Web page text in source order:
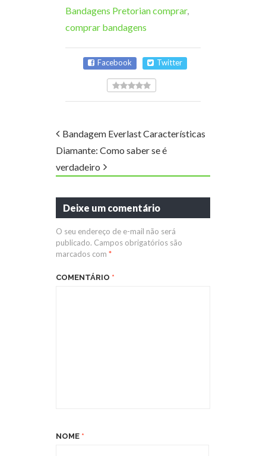
Bandagens Pretorian comprar,
comprar bandagens
Facebook Twitter
Bandagem Everlast Características
Diamante: Como saber se é
verdadeiro
Deixe um comentário
O seu endereço de e-mail não será
publicado. Campos obrigatórios são
marcados com *
COMENTÁRIO *
NOME *